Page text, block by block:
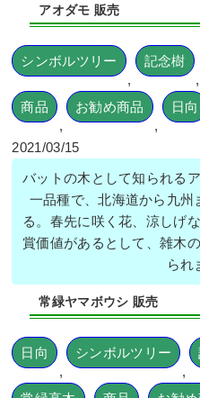
アオダモ 販売
シンボルツリー
,
記念樹
,
商品
,
お勧め商品
,
日向
2021/03/15
バットの木として知られる
一品種で、北海道から九州
る。春先に咲く花、涼しげ
賞価値があるとして、雑木
られ
常緑ヤマボウシ 販売
日向
,
シンボルツリー
,